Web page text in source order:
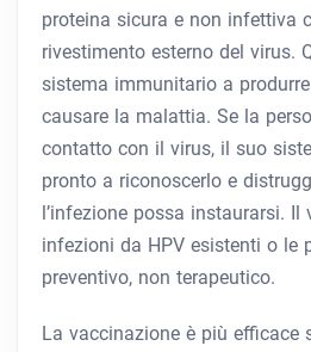
proteina sicura e non infettiva
rivestimento esterno del virus.
sistema immunitario a
causare la malattia. Se la
contatto con il virus, il suo
pronto a riconoscerlo e
l’infezione possa instaurarsi.
infezioni da HPV esistenti o le
preventivo, non terapeutico.
La vaccinazione è più efficace